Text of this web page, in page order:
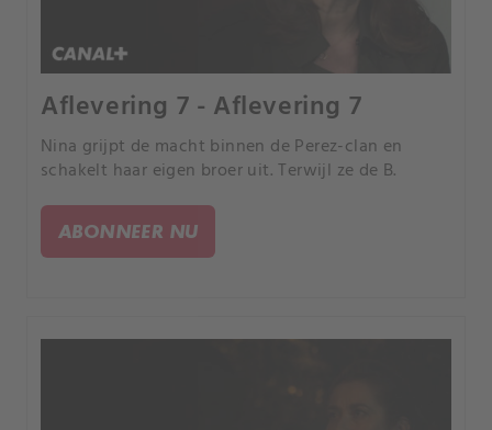
Aflevering 7 - Aflevering 7
Nina grijpt de macht binnen de Perez-clan en
schakelt haar eigen broer uit. Terwijl ze de B.
ABONNEER NU